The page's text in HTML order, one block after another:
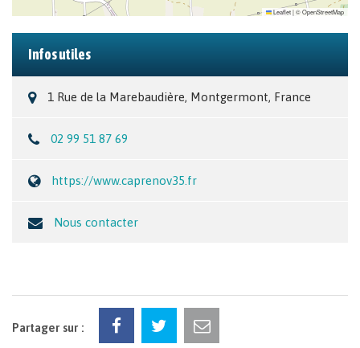
Leaflet|©OpenStreetMap
Infos utiles
1 Rue de la Marebaudière, Montgermont, France
02 99 51 87 69
https://www.caprenov35.fr
Nous contacter
Partager sur :